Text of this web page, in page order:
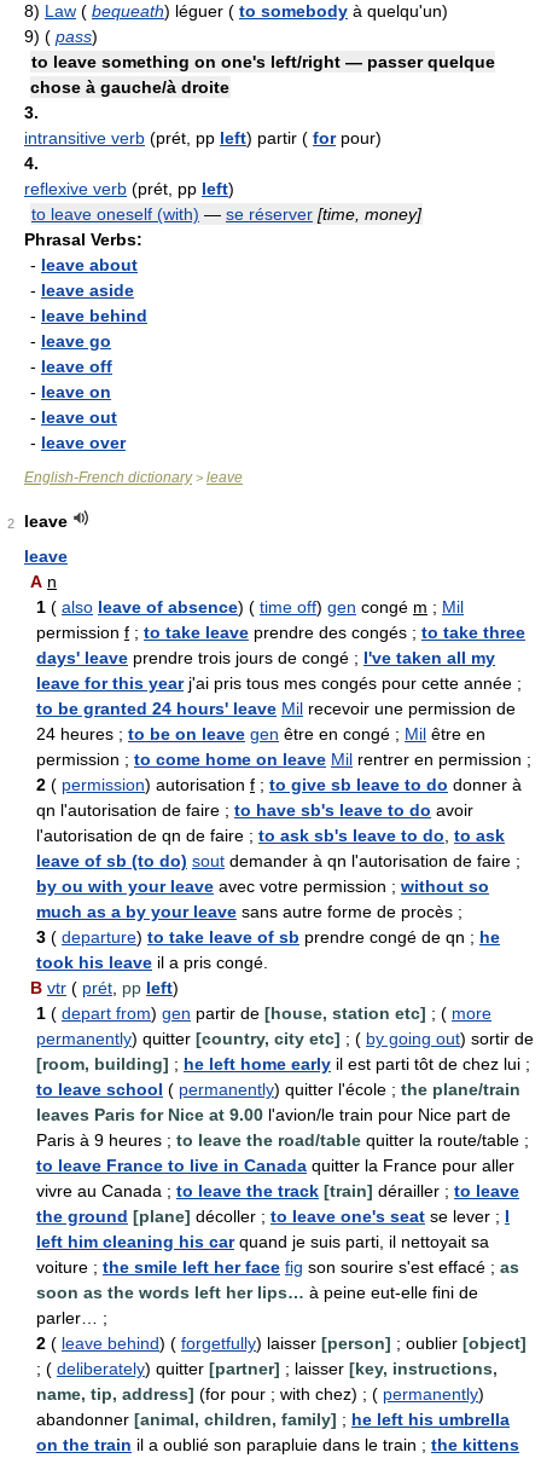
8) Law ( bequeath) léguer ( to somebody à quelqu'un)
9) ( pass)
to leave something on one's left/right — passer quelque
chose à gauche/à droite
3.
intransitive verb (prét, pp left) partir ( forpour)
4.
reflexive verb (prét, pp left)
to leave oneself (with) — se réserver [time, money]
Phrasal Verbs:
- leave about
- leave aside
- leave behind
- leave go
- leave off
- leave on
- leave out
- leave over
English-French dictionary> leave
2
leave
leave
A n
1 ( also leave of absence) ( time off) gen congé m ; Mil
permission f ; to take leave prendre des congés ; to take three
days' leave prendre trois jours de congé ; I've taken all my
leave for this yearj'ai pris tous mes congés pour cette année ;
to be granted 24 hours' leave Mil recevoir une permission de
24 heures ; to be on leave gen être en congé ; Mil être en
permission ; to come home on leave Mil rentrer en permission ;
2 ( permission) autorisation f ; to give sb leave to do donner à
qn l'autorisation de faire ; to have sb's leave to do avoir
l'autorisation de qn de faire ; to ask sb's leave to do to ask
leave of sb (to do) sout demander à qn l'autorisation de faire ;
by ou with your leave avec votre permission ; without so
much as a by your leave sans autre forme de procès ;
3 ( departure) to take leave of sb prendre congé de qn ; he
took his leave il a pris congé.
B vtr ( prét pp left)
1 ( depart from) gen partir de [house, station etc] ; ( more
permanently) quitter [country, city etc] ; ( by going out) sortir de
[room, building] ; he left home early il est parti tôt de chez lui ;
to leave school ( permanently) quitter l'école ; the plane/train
leaves Paris for Nice at 9.00 l'avion/le train pour Nice part de
Paris à 9 heures ; to leave the road/table quitter la route/table ;
to leave France to live in Canada quitter la France pour aller
vivre au Canada ; to leave the track [train] dérailler ; to leave
the ground [plane] décoller ; to leave one's seat se lever ; I
left him cleaning his carquand je suis parti, il nettoyait sa
voiture ; the smile left her face fig son sourire s'est effacé ; as
soon as the words left her lips… à peine eut-elle fini de
parler… ;
2 ( leave behind) ( forgetfully) laisser [person] ; oublier [object]
; ( deliberately) quitter [partner] ; laisser [key, instructions,
name, tip, address] (for pour ; with chez) ; ( permanently)
abandonner [animal, children, family] ; he left his umbrella
on the train il a oublié son parapluie dans le train ; the kittens